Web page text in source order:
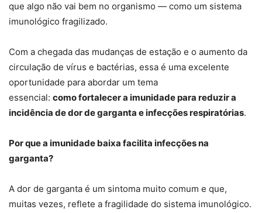
que algo não vai bem no organismo — como um sistema
imunológico fragilizado.
Com a chegada das mudanças de estação e o aumento da
circulação de vírus e bactérias, essa é uma excelente
oportunidade para abordar um tema
essencial: como fortalecer a imunidade para reduzir a
incidência de dor de garganta e infecções respiratórias.
Por que a imunidade baixa facilita infecções na
garganta?
A dor de garganta é um sintoma muito comum e que,
muitas vezes, reflete a fragilidade do sistema imunológico.